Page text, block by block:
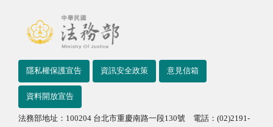
隱私權保護宣告 資訊安全政策 意見信箱
資料開放宣告
法務部地址：100204 台北市重慶南路一段130號 電話：(02)2191-